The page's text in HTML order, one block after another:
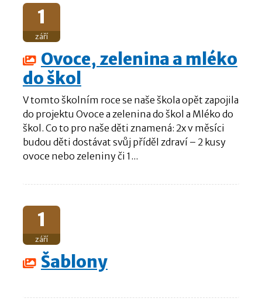
1
září
Ovoce, zelenina a mléko
do škol
V tomto školním roce se naše škola opět zapojila
do projektu Ovoce a zelenina do škol a Mléko do
škol. Co to pro naše děti znamená: 2x v měsíci
budou děti dostávat svůj příděl zdraví – 2 kusy
ovoce nebo zeleniny či 1...
1
září
Šablony